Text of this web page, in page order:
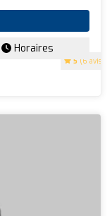
5 (6 avis)
Horaires